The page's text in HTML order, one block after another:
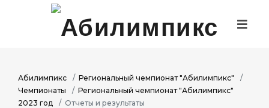
ОТБОРОЧНЫЙ ЭТАП/НАЦИОНАЛЬНЫЙ ЧЕМПИОНАТ
МЕЖЧЕМПИОНАТНЫЕ МЕРОПРИЯТИЯ
Абилимпикс
Региональный чемпионат "Абилимпикс"
Чемпионаты
Региональный чемпионат "Абилимпикс"
2023 год
Отчеты и результаты